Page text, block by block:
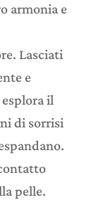
armonia e
Lasciati
e
il
di sorrisi
pelle.